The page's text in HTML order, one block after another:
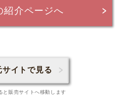
紹介ページへ
サイトで見る
と販売サイトへ移動します